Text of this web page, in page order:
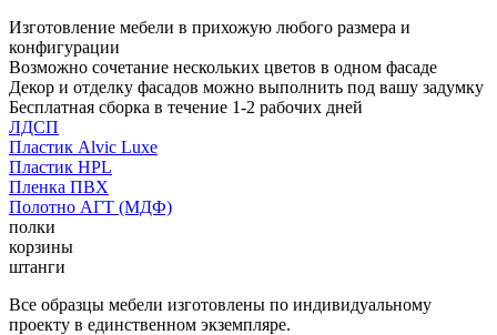
Изготовление мебели в прихожую любого размера и
конфигурации
Возможно сочетание нескольких цветов в одном фасаде
Декор и отделку фасадов можно выполнить под вашу задумку
Бесплатная сборка в течение 1-2 рабочих дней
ЛДСП
Пластик Alvic Luxe
Пластик HPL
Пленка ПВХ
Полотно АГТ (МДФ)
полки
корзины
штанги
Все образцы мебели изготовлены по индивидуальному
проекту в единственном экземпляре.